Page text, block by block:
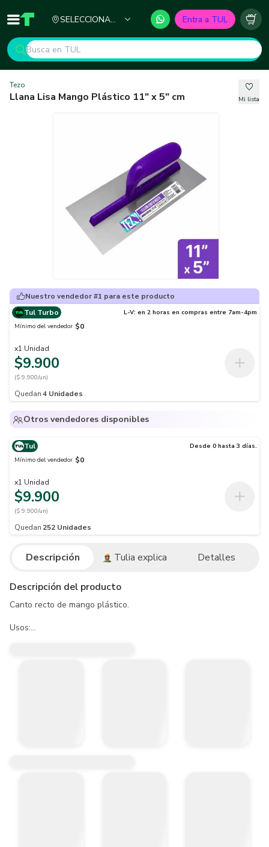
Inicio TUL - Tu Marketplace de Construcción
SELECCIONA
Entra a TUL
Tezo
Llana Lisa Mango Plástico 11" x 5" cm Mi lista
Nuestro vendedor #1 para este producto
Tul Turbo
L-V: en 2 horas en compras entre 7am-4pm
Mínimo del vendedor $0
x1 Unidad
$9.900
($ 9.900/un)
Quedan4 Unidades
Otros vendedores disponibles
Tul
Desde 0 hasta 3 días.
Mínimo del vendedor $0
x1 Unidad
$9.900
($ 9.900/un)
Quedan 252 Unidades
Descripción Tulia explica Detalles
Descripción del producto
Canto recto de mango plástico.
Usos: